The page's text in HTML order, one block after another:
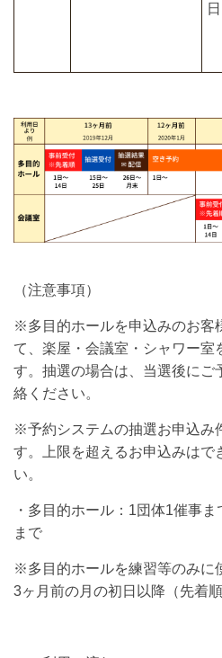
（注意事項）
※多目的ホールを申込みのお客
て、楽屋・会議室・シャワー室
す。抽選の場合は、当選後にご
絡ください。
※予約システムの抽選お申込み
す。上限を超えるお申込みはで
い。
・多目的ホール：1団体1催事
まで
※多目的ホールを練習等のみに
3ヶ月前の月の初日以降（先着順